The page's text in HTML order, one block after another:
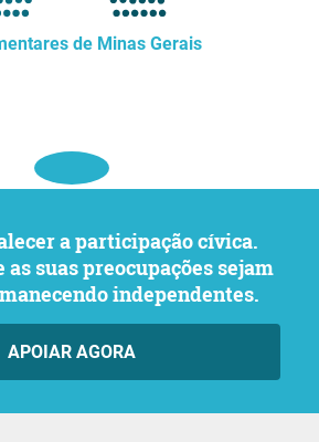
de Minas Gerais
as suas preocupações sejam
independentes.
APOIAR AGORA